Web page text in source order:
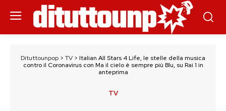
Dituttounpop > TV > Italian All Stars 4 Life, le stelle della musica
contro il Coronavirus con Ma il cielo è sempre più Blu, su Rai 1 in
anteprima
TV